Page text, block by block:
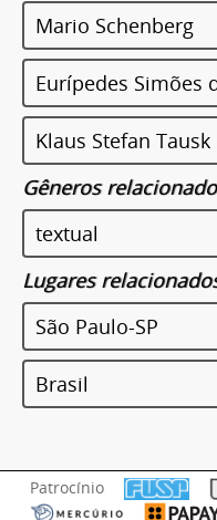
Mario Schenberg
Eurípedes Simões
Klaus Stefan Tausk
Gêneros
textual
Lugares
São Paulo-SP
Brasil
Patrocínio